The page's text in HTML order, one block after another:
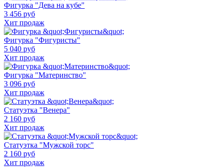
Фигурка "Дева на кубе"
3 456 руб
Хит продаж
Фигурка "Фигуристы"
5 040 руб
Хит продаж
Фигурка "Материнство"
3 096 руб
Хит продаж
Статуэтка "Венера"
2 160 руб
Хит продаж
Статуэтка "Мужской торс"
2 160 руб
Хит продаж